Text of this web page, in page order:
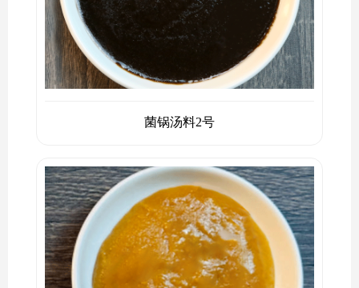
菌锅汤料2号